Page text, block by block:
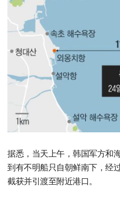
据悉，当天上午，韩国军方和
到有不明船只自朝鲜南下，经
截获并引渡至附近港口。